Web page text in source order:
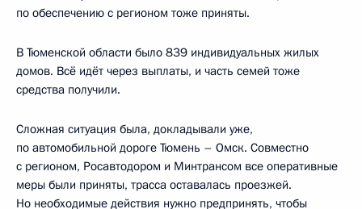
по обеспечению с регионом тоже приняты.
В Тюменской области было 839 индивидуальных жилых
домов. Всё идёт через выплаты, и часть семей тоже
средства получили.
Сложная ситуация была, докладывали уже,
по автомобильной дороге Тюмень – Омск. Совместно
с регионом, Росавтодором и Минтрансом все оперативные
меры были приняты, трасса оставалась проезжей.
Но необходимые действия нужно предпринять, чтобы